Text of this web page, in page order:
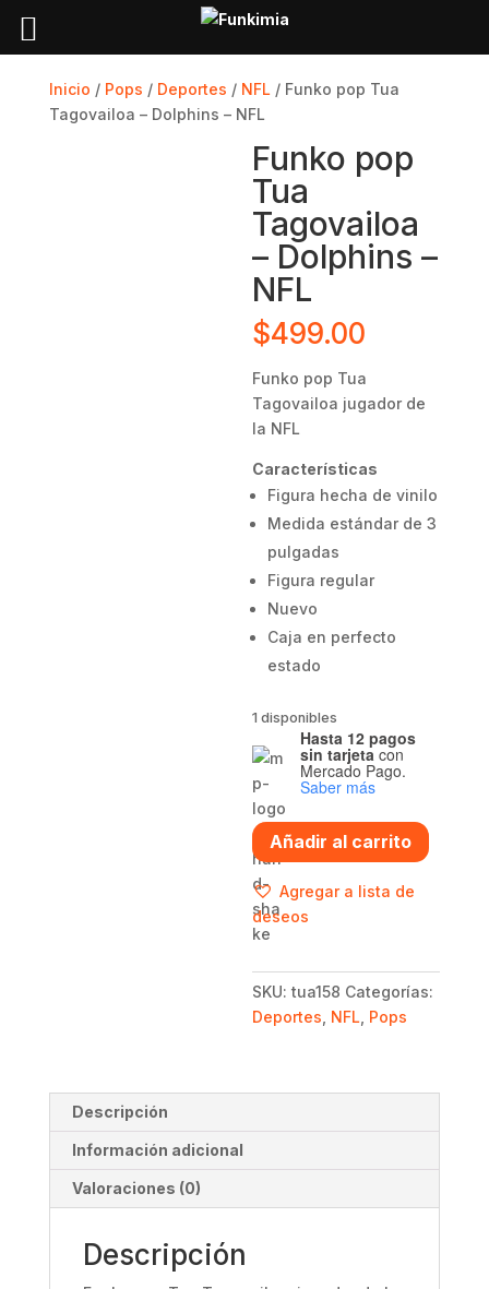
Inicio / Pops / Deportes / NFL / Funko pop Tua
Tagovailoa – Dolphins – NFL
Funko pop
Tua
Tagovailoa
– Dolphins –
NFL
$499.00
Funko pop Tua
Tagovailoa jugador de
la NFL
Características
Figura hecha de vinilo
Medida estándar de 3
pulgadas
Figura regular
Nuevo
Caja en perfecto
estado
1 disponibles
Hasta 12 pagos
sin tarjeta con
Mercado Pago.
Saber más
Funko
pop
Tua
Tagovailoa
-
-
NFL
Añadir al carrito
Agregar a lista de
deseos
SKU:tua158 Categorías:
Deportes NFL Pops
Descripción
Información adicional
Valoraciones (0)
Descripción